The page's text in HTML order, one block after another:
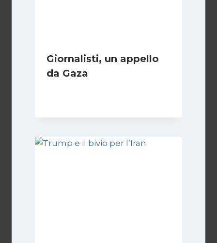
Giornalisti, un appello
da Gaza